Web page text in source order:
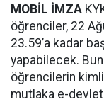
MOBİL İMZA
öğrenciler, 22
23.59’a kadar
yapabilecek.
öğrencilerin
mutlaka e-